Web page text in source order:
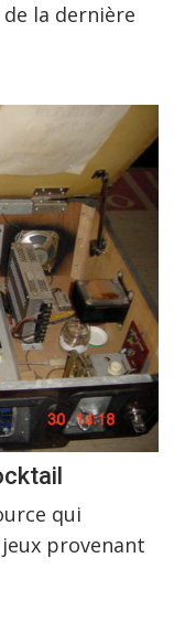
la dernière
qui
provenant